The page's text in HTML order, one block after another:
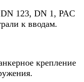
123, DN 1, PAC
к вводам.
крепление